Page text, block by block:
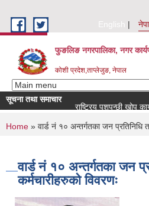
English
फुङलिङ नगरपालिका, नगर
कोशी प्रदेश,ताप्लेजुङ, नेपाल
सूचना तथा समाचार
राष्ट्रिय पशुपन्छी खोप
You are here
Home » वार्ड नं १० अन्तर्गतका जन प्रतिनिधि
वार्ड नं १० अन्तर्गतका जन
कर्मचारीहरुको विवरणः